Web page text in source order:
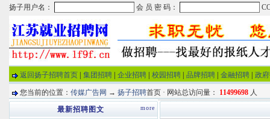
返回扬子招聘首页 集团招聘 企业招聘 校园招聘 品牌招聘 金融招聘 政
您当前的位置： 传媒广告网 → 扬子招聘首页 · 网站总访问量： 11499698 人
more
最新招聘图文